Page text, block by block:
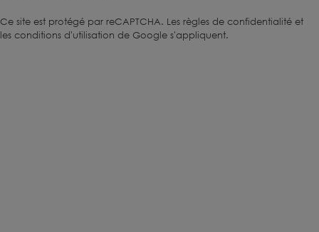
Ce site est protégé par reCAPTCHA. Les règles de confidentialité et
les conditions d'utilisation de Google s'appliquent.